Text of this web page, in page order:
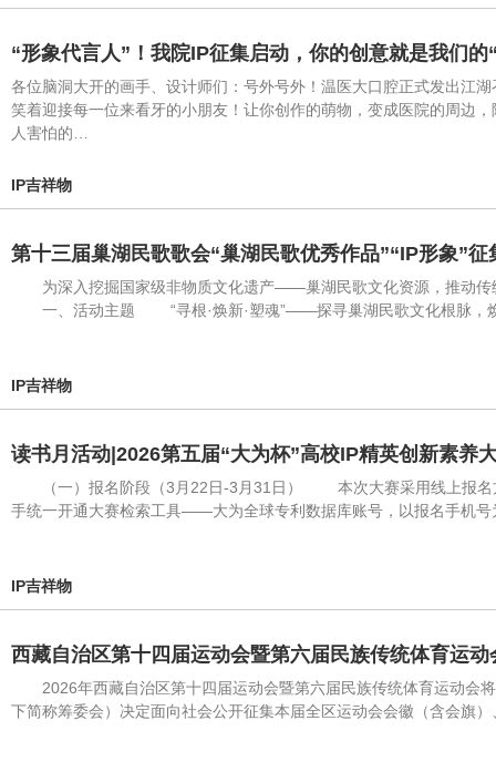
“形象代言人”！我院IP征集启动，你的创意就是我们的
各位脑洞大开的画手、设计师们：号外号外！温医大口腔正式发出江
笑着迎接每一位来看牙的小朋友！让你创作的萌物，变成医院的周边
人害怕的…
IP吉祥物
第十三届巢湖民歌歌会“巢湖民歌优秀作品”“IP形象”征
为深入挖掘国家级非物质文化遗产——巢湖民歌文化资源，推动传
一、活动主题 “寻根·焕新·塑魂”——探寻巢湖民歌文化根脉
IP吉祥物
读书月活动|2026第五届“大为杯”高校IP精英创新素养
（一）报名阶段（3月22日-3月31日） 本次大赛采用线上报名方
手统一开通大赛检索工具——大为全球专利数据库账号，以报名手机号
IP吉祥物
西藏自治区第十四届运动会暨第六届民族传统体育运
2026年西藏自治区第十四届运动会暨第六届民族传统体育运动会将
下简称筹委会）决定面向社会公开征集本届全区运动会会徽（含会旗